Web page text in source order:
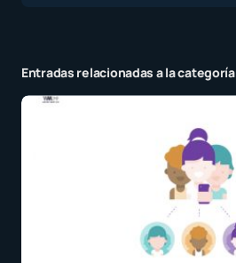
Entradas relacionadas a la categoría